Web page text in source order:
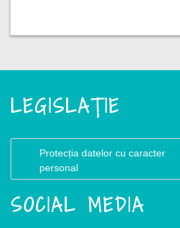
LEGISLAȚIE
Protecția datelor cu caracter
personal
SOCIAL MEDIA